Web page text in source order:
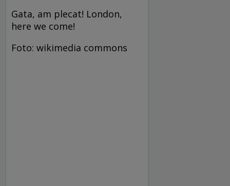
Gata, am plecat! London,
here we come!
Foto: wikimedia commons